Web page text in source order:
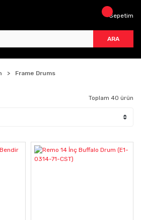
ARA
Sepetim
Frame Drums
Toplam 40 ürün